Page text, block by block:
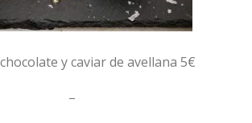
y caviar de avellana 5€
–